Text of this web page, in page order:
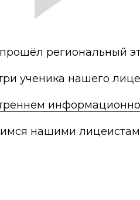
региональный
ученика нашего
нашими